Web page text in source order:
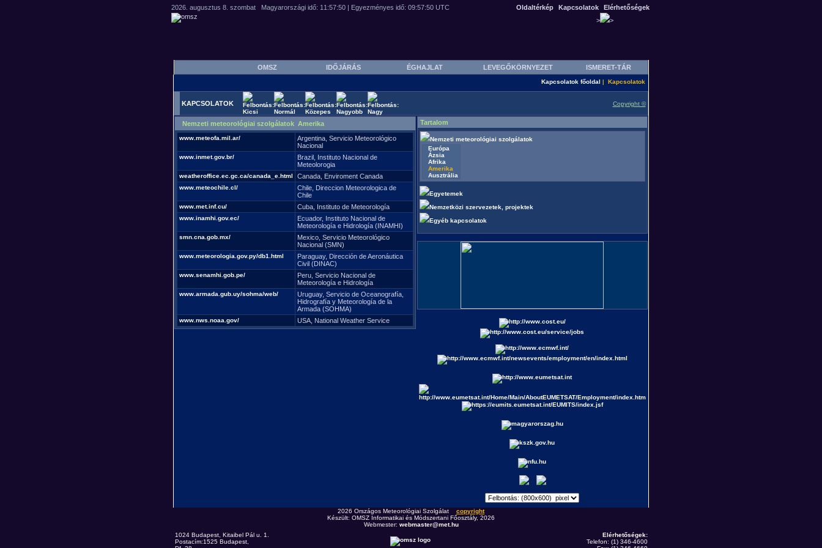
Elérhetőségek
Kapcsolatok
Oldaltérkép
>
>
OMSZ IDŐJÁRÁS ÉGHAJLAT LEVEGŐKÖRNYEZET ISMERET-TÁR
Kapcsolatok főoldal Kapcsolatok
KAPCSOLATOK Copyright ©
Nemzeti meteorológiai szolgálatok Amerika
www.meteofa.mil.ar/
Argentina, Servicio Meteorológico
Nacional
www.inmet.gov.br/
Brazil, Instituto Nacional de
Meteolorogia
weatheroffice.ec.gc.ca/canada_e.html Canada, Enviroment Canada
www.meteochile.cl/
Chile, Direccion Meteorologica de
Chile
www.met.inf.cu/ Cuba, Instituto de Meteorología
www.inamhi.gov.ec/
Ecuador, Instituto Nacional de
Meteorología e Hidrología (INAMHI)
smn.cna.gob.mx/
Mexico, Servicio Meteorológico
Nacional (SMN)
www.meteorologia.gov.py/db1.html
Paraguay, Dirección de Aeronáutica
Civil (DINAC)
www.senamhi.gob.pe/
Peru, Servicio Nacional de
Meteorología e Hidrología
www.armada.gub.uy/sohma/web/
Uruguay, Servicio de Oceanografía,
Hidrografía y Meteorología de la
Armada (SOHMA)
www.nws.noaa.gov/ USA, National Weather Service
Tartalom
Nemzeti meteorológiai szolgálatok
Európa
Ázsia
Afrika
Amerika
Ausztrália
Egyetemek
Nemzetközi szervezetek, projektek
Egyéb kapcsolatok
2026 Országos Meteorológiai Szolgálat copyright
Készült: OMSZ Informatikai és Módszertani Főosztály, 2026
Webmester: webmaster@met.hu
1024 Budapest, Kitaibel Pál u. 1.
Postacím:1525 Budapest,
Elérhetőségek:
Telefon: (1) 346-4600